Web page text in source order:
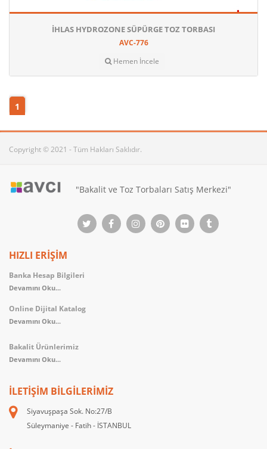
İHLAS HYDROZONE SÜPÜRGE TOZ TORBASI
AVC-776
Hemen İncele
1
Copyright © 2021 - Tüm Hakları Saklıdır.
"Bakalit ve Toz Torbaları Satış Merkezi"
HIZLI ERİŞİM
Banka Hesap Bilgileri
Devamını Oku...
Online Dijital Katalog
Devamını Oku...
Bakalit Ürünlerimiz
Devamını Oku...
İLETIŞIM BILGILERIMIZ
Siyavuşpaşa Sok. No:27/B
Süleymaniye - Fatih - İSTANBUL